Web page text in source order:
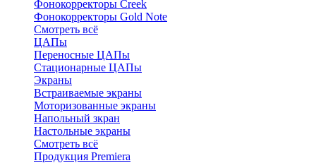
Фонокорректоры Creek
Фонокорректоры Gold Note
Смотреть всё
ЦАПы
Переносные ЦАПы
Стационарные ЦАПы
Экраны
Встраиваемые экраны
Моторизованные экраны
Напольный зкран
Настольные экраны
Смотреть всё
Продукция Premiera